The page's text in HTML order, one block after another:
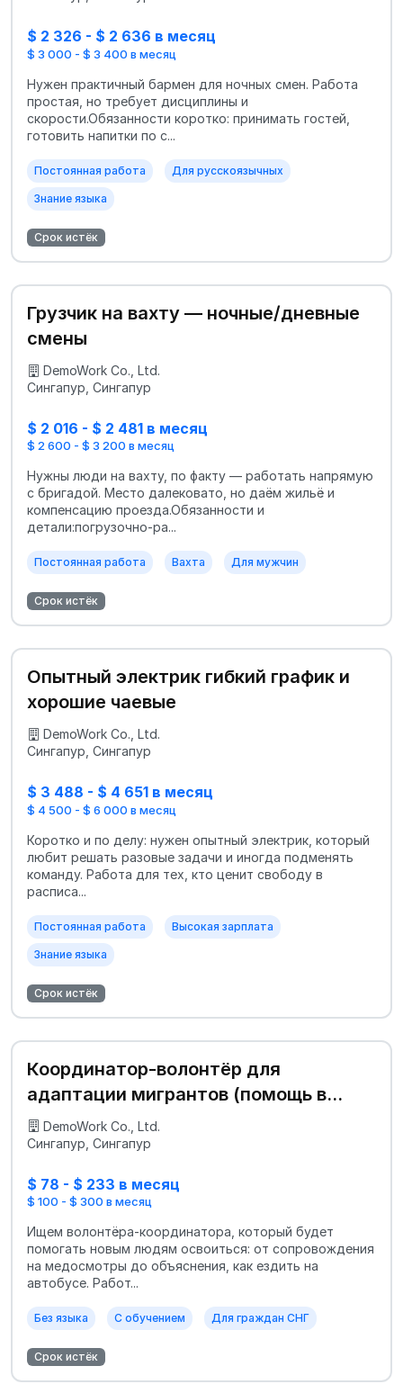
$ 2 326 - $ 2 636 в месяц
$ 3 000 - $ 3 400 в месяц
Нужен практичный бармен для ночных смен. Работа
простая, но требует дисциплины и
скорости.Обязанности коротко: принимать гостей,
готовить напитки по с...
Постоянная работа Для русскоязычных
Знание языка
Срок истёк
Грузчик на вахту — ночные/дневные
смены
DemoWork Co., Ltd.
Сингапур, Сингапур
$ 2 016 - $ 2 481 в месяц
$ 2 600 - $ 3 200 в месяц
Нужны люди на вахту, по факту — работать напрямую
с бригадой. Место далековато, но даём жильё и
компенсацию проезда.Обязанности и
детали:погрузочно-ра...
Постоянная работа Вахта Для мужчин
Срок истёк
Опытный электрик гибкий график и
хорошие чаевые
DemoWork Co., Ltd.
Сингапур, Сингапур
$ 3 488 - $ 4 651 в месяц
$ 4 500 - $ 6 000 в месяц
Коротко и по делу: нужен опытный электрик, который
любит решать разовые задачи и иногда подменять
команду. Работа для тех, кто ценит свободу в
расписа...
Постоянная работа Высокая зарплата
Знание языка
Срок истёк
Координатор-волонтёр для
адаптации мигрантов (помощь в
быту)
DemoWork Co., Ltd.
Сингапур, Сингапур
$ 78 - $ 233 в месяц
$ 100 - $ 300 в месяц
Ищем волонтёра-координатора, который будет
помогать новым людям освоиться: от сопровождения
на медосмотры до объяснения, как ездить на
автобусе. Работ...
Без языка С обучением Для граждан СНГ
Срок истёк